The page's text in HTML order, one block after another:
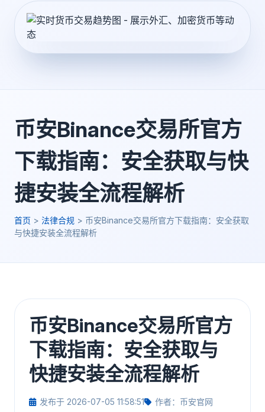
币安Binance交易所官方
下载指南：安全获取与快
捷安装全流程解析
首页 > 法律合规 > 币安Binance交易所官方下载指南：安全获取
与快捷安装全流程解析
币安Binance交易所官方
下载指南：安全获取与
快捷安装全流程解析
发布于 2026-07-05 11:58:51 作者：币安官网